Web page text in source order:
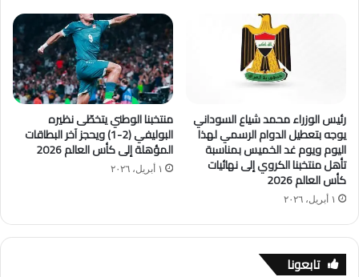
رئيس الوزراء محمد شياع السوداني
يوجه بتعطيل الدوام الرسمي لهذا
اليوم ويوم غد الخميس بمناسبة
تأهل منتخبنا الكروي إلى نهائيات
كأس العالم 2026
١ أبريل، ٢٠٢٦
منتخبنا الوطني يتخطّى نظيره
البوليفي (2-1) ويحجز آخر البطاقات
المؤهلة إلى كأس العالم 2026
١ أبريل، ٢٠٢٦
تابعونا